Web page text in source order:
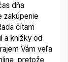
dňa
zakúpenie
čítam
a knižky od
Vám veľa
pretože